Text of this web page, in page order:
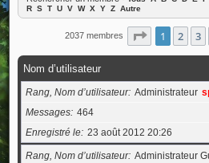
R S T U V W X Y Z Autre
2037 membres Page 1sur82
1 2 3
Nom d’utilisateur
Rang, Nom d’utilisateur Administrateur
Messages 464
Enregistré le 23 août 2012 20:26
Rang, Nom d’utilisateur Administrateur